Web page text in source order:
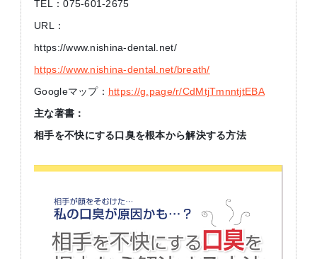
TEL：075-601-2675
URL：
https://www.nishina-dental.net/
https://www.nishina-dental.net/breath/
Googleマップ： https://g.page/r/CdMtjTmnntjtEBA
主な著書：
相手を不快にする口臭を根本から解決する方法